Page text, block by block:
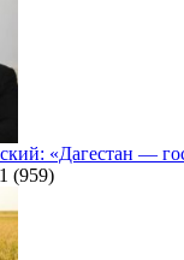
«Дагестан —
(959)